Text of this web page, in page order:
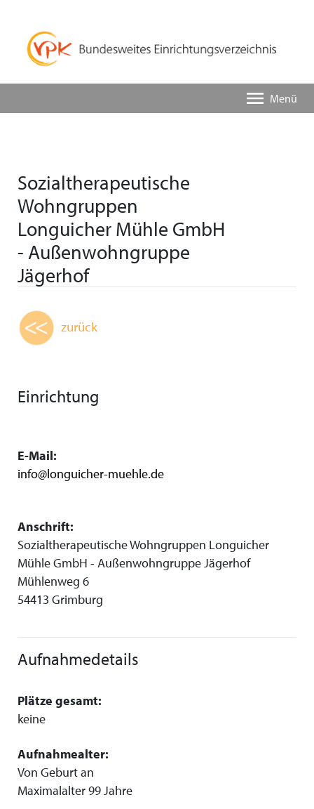
Menü
Sozialtherapeutische
Wohngruppen
Longuicher Mühle GmbH
- Außenwohngruppe
Jägerhof
zurück
Einrichtung
E-Mail:
info@longuicher-muehle.de
Anschrift:
Sozialtherapeutische Wohngruppen Longuicher
Mühle GmbH - Außenwohngruppe Jägerhof
Mühlenweg 6
54413 Grimburg
Aufnahmedetails
Plätze gesamt:
keine
Aufnahmealter:
Von Geburt an
Maximalalter 99 Jahre